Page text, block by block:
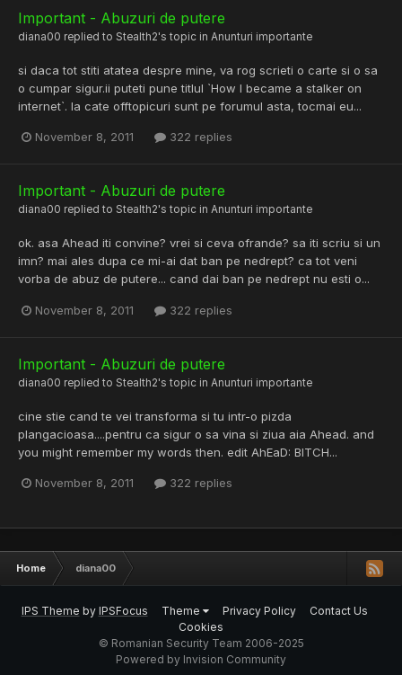
Important - Abuzuri de putere
diana00 replied to Stealth2's topic in Anunturi importante
si daca tot stiti atatea despre mine, va rog scrieti o carte si o sa
o cumpar sigur.ii puteti pune titlul `How I became a stalker on
internet`. la cate offtopicuri sunt pe forumul asta, tocmai eu...
November 8, 2011 322 replies
Important - Abuzuri de putere
diana00 replied to Stealth2's topic in Anunturi importante
ok. asa Ahead iti convine? vrei si ceva ofrande? sa iti scriu si un
imn? mai ales dupa ce mi-ai dat ban pe nedrept? ca tot veni
vorba de abuz de putere... cand dai ban pe nedrept nu esti o...
November 8, 2011 322 replies
Important - Abuzuri de putere
diana00 replied to Stealth2's topic in Anunturi importante
cine stie cand te vei transforma si tu intr-o pizda
plangacioasa....pentru ca sigur o sa vina si ziua aia Ahead. and
you might remember my words then. edit AhEaD: BITCH...
November 8, 2011 322 replies
Home diana00
IPS Theme by IPSFocus Theme Privacy Policy
Contact Us
Cookies
© Romanian Security Team 2006-2025
Powered by Invision Community